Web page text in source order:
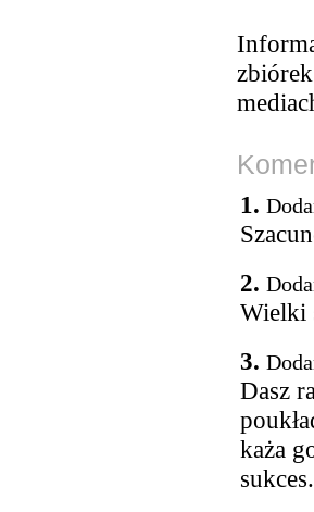
1.
2.
Wielki
3.
Dasz
każa